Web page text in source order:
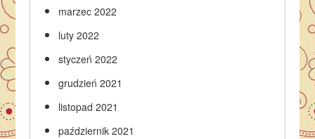
marzec 2022
luty 2022
styczeń 2022
grudzień 2021
listopad 2021
październik 2021